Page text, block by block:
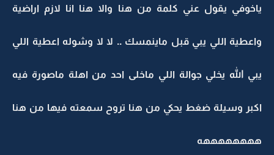
ياخوفي يقول عني كلمة من هنا والا هنا انا لازم اراضية
واعطية اللي يبي قبل ماينمسك .. لا لا وشوله اعطية اللي
يبي الله يخلي جوالة اللي ماخلى احد من اهلة ماصورة فيه
اكبر وسيلة ضغط يحكي من هنا تروح سمعته فيها من هنا
ههههههههه